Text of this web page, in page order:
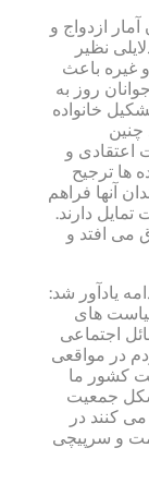
ازدواج و
نظیر
غیره باعث
روز به
خانواده
چنین
اعتقادی و
ها ترجیح
آنها فراهم
دارند.
می افتد و
یادآور شد:
های
اجتماعی
در مواقعی
کشور ما
جمعیت
کنند در
و سرپیچی